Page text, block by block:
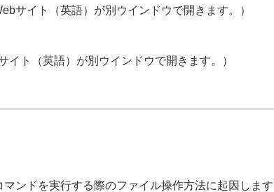
サイト（英語）が別ウインドウで開きます。）
イト（英語）が別ウインドウで開きます。）
ンドを実行する際のファイル操作方法に起因します